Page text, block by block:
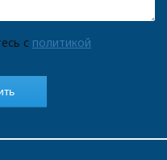
с политикой